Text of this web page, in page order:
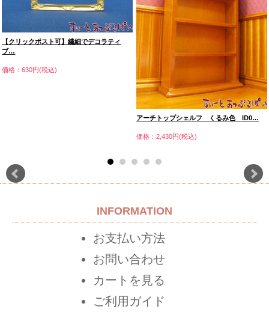
【クリックポスト可】繊細でデコラティ
ブ…
価格：630円(税込)
アーチトップシェルフ くるみ色 ID0…
価格：2,430円(税込)
INFORMATION
お支払い方法
お問い合わせ
カートを見る
ご利用ガイド